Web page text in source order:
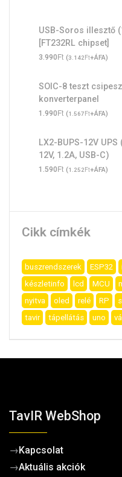
USB-Soros illesztő
[FT232RL chipset]
3.990Ft (3.142Ft+ÁFA)
SOIC-8 teszt
konverterpanel
1.990Ft (1.567Ft+ÁFA)
LX2-BUPS-12V UPS
12V, 1.2A, USB-C)
1.590Ft (1.252Ft+ÁFA)
Cikk címkék
buszrendszerek ESP32
készletinfo
lcd MCU
nyitva
oled relé RP
tavir
tápellátás uno
TavIR WebShop
→Kapcsolat
→Aktuális akciók